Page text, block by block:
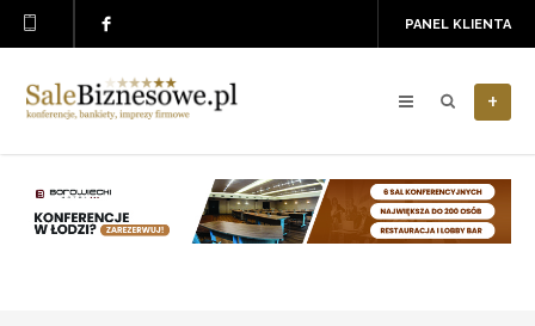
PANEL KLIENTA
+